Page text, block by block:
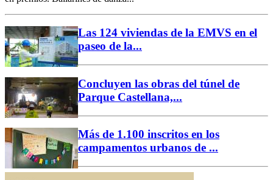
Las 124 viviendas de la EMVS en el
paseo de la...
Concluyen las obras del túnel de
Parque Castellana,...
Más de 1.100 inscritos en los
campamentos urbanos de ...